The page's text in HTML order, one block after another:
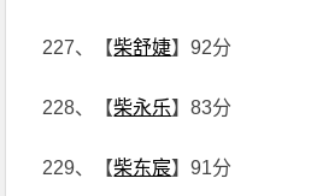
227、【柴舒婕】92分
228、【柴永乐】83分
229、【柴东宸】91分